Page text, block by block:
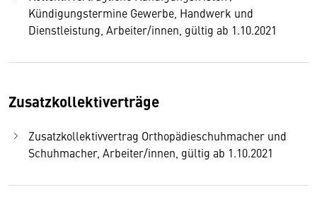
Kündigungstermine Gewerbe, Handwerk und
Dienstleistung, Arbeiter/innen, gültig ab 1.10.2021
Zusatzkollektiverträge
Zusatzkollektivvertrag Orthopädieschuhmacher und
Schuhmacher, Arbeiter/innen, gültig ab 1.10.2021